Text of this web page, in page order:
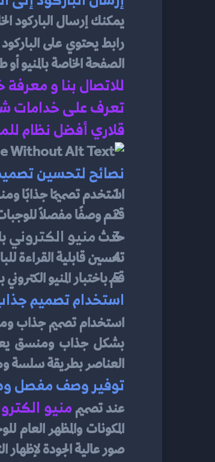
رابط يحتوي على
الصفحة الخاصة بالمنيو
للاتصال بنا و
تعرف على خدامات
قلاري أفضل نظام
نصائح لتحسين
استخدم تصميمًا جذابًا
قدم وصفًا مفصلًا
حدث منيو الكتروني
تحسين قابلية القراءة
قم باختبار المنيو
استخدام تصميم
استخدام تصميم جذاب
العناصر بطريقة سلسة
توفير وصف مفصل
عند تصميم منيو
صور عالية الجودة